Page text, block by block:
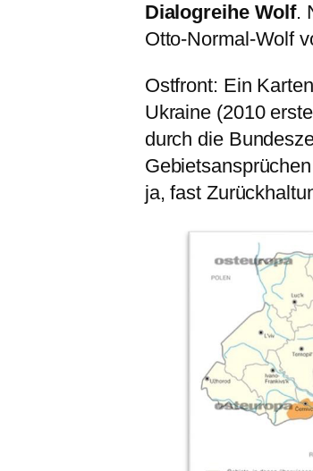
Dialogreihe Wolf.
Otto-Normal-Wolf
Ostfront: Ein
Ukraine (2010
durch die
ja, fast